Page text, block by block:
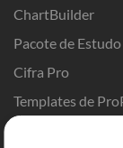
ChartBuilder
Pacote de
Cifra Pro
Templates de